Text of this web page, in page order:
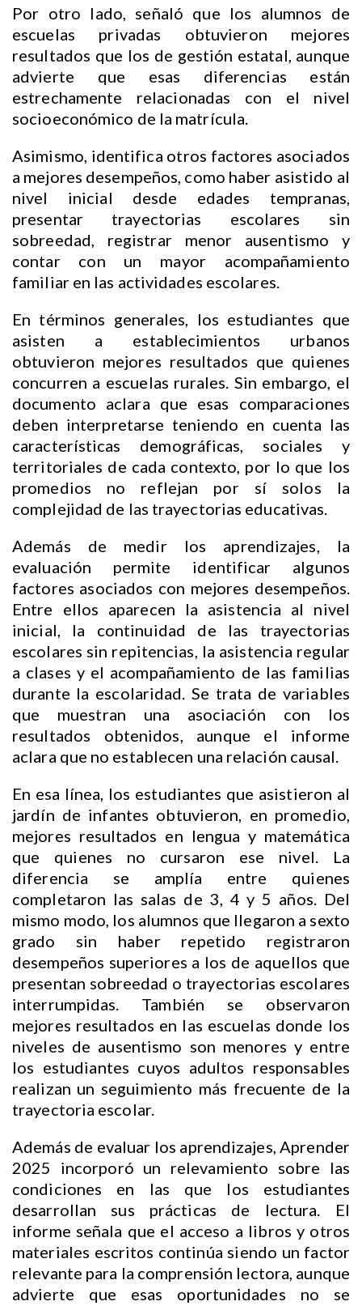
Por otro lado, señaló que los alumnos de
escuelas privadas obtuvieron mejores
resultados que los de gestión estatal, aunque
advierte que esas diferencias están
estrechamente relacionadas con el nivel
socioeconómico de la matrícula.
Asimismo, identifica otros factores asociados
a mejores desempeños, como haber asistido al
nivel inicial desde edades tempranas,
presentar trayectorias escolares sin
sobreedad, registrar menor ausentismo y
contar con un mayor acompañamiento
familiar en las actividades escolares.
En términos generales, los estudiantes que
asisten a establecimientos urbanos
obtuvieron mejores resultados que quienes
concurren a escuelas rurales. Sin embargo, el
documento aclara que esas comparaciones
deben interpretarse teniendo en cuenta las
características demográficas, sociales y
territoriales de cada contexto, por lo que los
promedios no reflejan por sí solos la
complejidad de las trayectorias educativas.
Además de medir los aprendizajes, la
evaluación permite identificar algunos
factores asociados con mejores desempeños.
Entre ellos aparecen la asistencia al nivel
inicial, la continuidad de las trayectorias
escolares sin repitencias, la asistencia regular
a clases y el acompañamiento de las familias
durante la escolaridad. Se trata de variables
que muestran una asociación con los
resultados obtenidos, aunque el informe
aclara que no establecen una relación causal.
En esa línea, los estudiantes que asistieron al
jardín de infantes obtuvieron, en promedio,
mejores resultados en lengua y matemática
que quienes no cursaron ese nivel. La
diferencia se amplía entre quienes
completaron las salas de 3, 4 y 5 años. Del
mismo modo, los alumnos que llegaron a sexto
grado sin haber repetido registraron
desempeños superiores a los de aquellos que
presentan sobreedad o trayectorias escolares
interrumpidas. También se observaron
mejores resultados en las escuelas donde los
niveles de ausentismo son menores y entre
los estudiantes cuyos adultos responsables
realizan un seguimiento más frecuente de la
trayectoria escolar.
Además de evaluar los aprendizajes, Aprender
2025 incorporó un relevamiento sobre las
condiciones en las que los estudiantes
desarrollan sus prácticas de lectura. El
informe señala que el acceso a libros y otros
materiales escritos continúa siendo un factor
relevante para la comprensión lectora, aunque
advierte que esas oportunidades no se